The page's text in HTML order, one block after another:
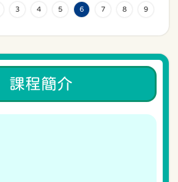
3 4 5 6 7 8 9
課程簡介